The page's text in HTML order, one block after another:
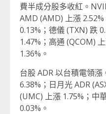
費半成分股多收紅。
AMD (AMD) 上漲
0.13%；德儀 (TXN) 跌
1.47%；高通 (QCOM)
1.36%。
台股 ADR 以台積電領
6.38%；日月光 ADR
(UMC) 上漲 1.75%；中
0.03%。